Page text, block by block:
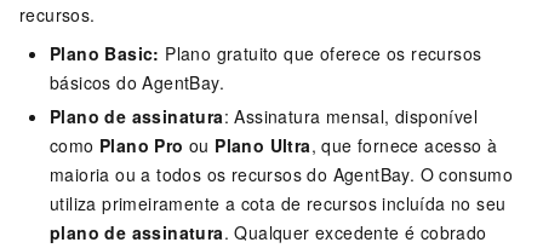
recursos.
Plano Basic: Plano gratuito que oferece os recursos
básicos do AgentBay.
Plano de assinatura: Assinatura mensal, disponível
como Plano Pro ou Plano Ultra, que fornece acesso à
maioria ou a todos os recursos do AgentBay. O consumo
utiliza primeiramente a cota de recursos incluída no seu
plano de assinatura. Qualquer excedente é cobrado